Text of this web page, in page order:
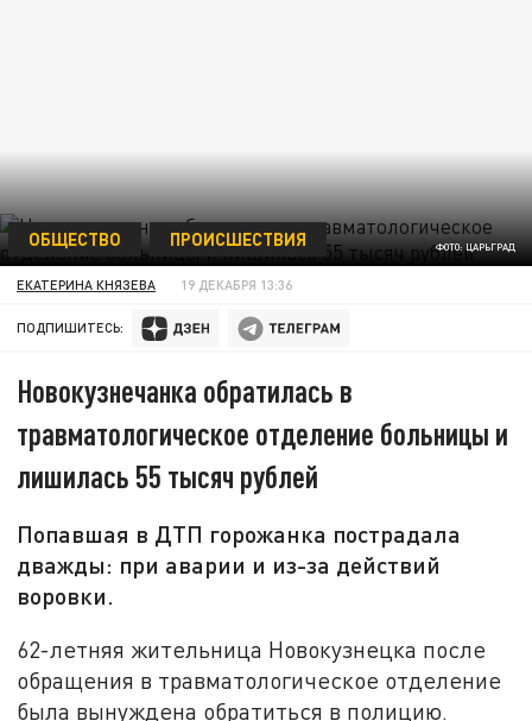
ФОТО: ЦАРЬГРАД
ОБЩЕСТВО ПРОИСШЕСТВИЯ
ЕКАТЕРИНА КНЯЗЕВА 19 ДЕКАБРЯ 13:36
ПОДПИШИТЕСЬ:
Новокузнечанка обратилась в
травматологическое отделение больницы и
лишилась 55 тысяч рублей
Попавшая в ДТП горожанка пострадала
дважды: при аварии и из-за действий
воровки.
62-летняя жительница Новокузнецка после
обращения в травматологическое отделение
была вынуждена обратиться в полицию.